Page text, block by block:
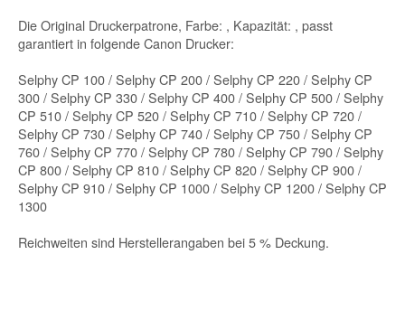
Die Original Druckerpatrone, Farbe: , Kapazität: , passt
garantiert in folgende Canon Drucker:
Selphy CP 100 / Selphy CP 200 / Selphy CP 220 / Selphy CP
300 / Selphy CP 330 / Selphy CP 400 / Selphy CP 500 / Selphy
CP 510 / Selphy CP 520 / Selphy CP 710 / Selphy CP 720 /
Selphy CP 730 / Selphy CP 740 / Selphy CP 750 / Selphy CP
760 / Selphy CP 770 / Selphy CP 780 / Selphy CP 790 / Selphy
CP 800 / Selphy CP 810 / Selphy CP 820 / Selphy CP 900 /
Selphy CP 910 / Selphy CP 1000 / Selphy CP 1200 / Selphy CP
1300
Reichweiten sind Herstellerangaben bei 5 % Deckung.